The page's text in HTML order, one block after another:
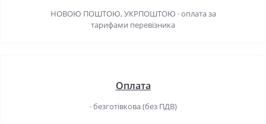
НОВОЮ ПОШТОЮ, УКРПОШТОЮ · оплата за
тарифами перевізника
Оплата
· безготівкова (без ПДВ)